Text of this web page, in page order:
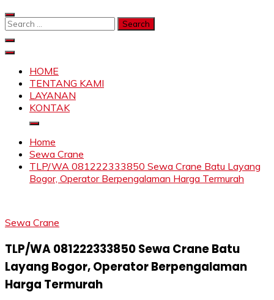
Skip
to
Search
SKYLIFTHOME
TENTANG KAMI
LAYANAN
KONTAK
Home
Sewa Crane
TLP/WA 081222333850 Sewa Crane Batu Layang
Bogor, Operator Berpengalaman Harga Termurah
Sewa Crane
TLP/WA 081222333850 Sewa Crane Batu
Layang Bogor, Operator Berpengalaman
Harga Termurah